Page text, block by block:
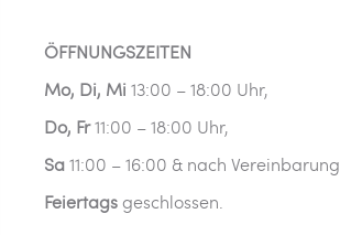
ÖFFNUNGSZEITEN
Mo, Di, Mi 13:00 – 18:00 Uhr,
Do, Fr11:00 – 18:00 Uhr,
Sa11:00 – 16:00 & nach Vereinbarung.
Feiertags geschlossen.